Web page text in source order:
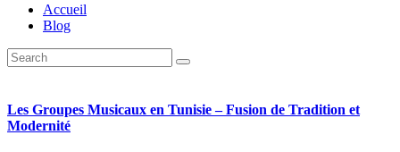
Accueil
Blog
Les Groupes Musicaux en Tunisie – Fusion de Tradition et
Modernité